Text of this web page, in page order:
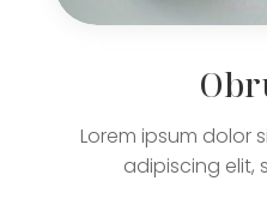
Lorem ipsum dolor
adipiscing elit,